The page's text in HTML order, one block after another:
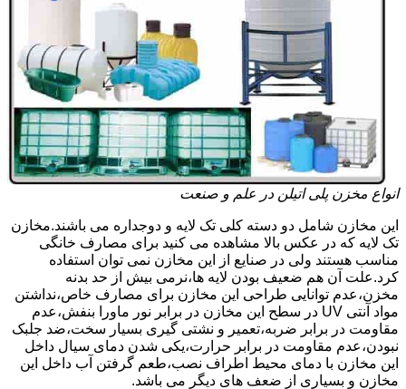
انواع مخزن پلی اتیلن در علم و صنعت
این مخازن شامل دو دسته کلی تک لایه و دوجداره می باشند.مخازن
تک لایه که در عکس بالا مشاهده می کنید برای مصارف خانگی
مناسب هستند ولی در صنایع از این مخازن نمی توان استفاده
کرد.علت آن هم ضعیف بودن لایه ها،نرمی بیش از حد بدنه
مخزن،عدم توانایی طراحی این مخازن برای مصارف خاص،نداشتن
مواد آنتی UV در سطح این مخازن در برابر نور ماورا بنفش،عدم
مقاومت در برابر ضربه،تعمیر و نشتی گیری بسیار سخت،ضد جلبک
نبودن،عدم مقاومت در برابر حرارت،یکی شدن دمای سیال داخل
این مخازن با دمای محیط اطراف نصب،طعم گرفتن آب داخل این
مخازن و بسیاری از ضعف های دیگر می باشد.